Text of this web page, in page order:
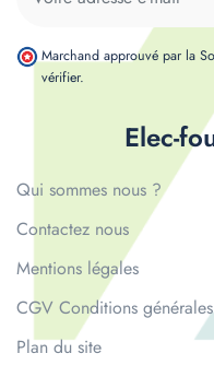
Elec-
Qui sommes nous ?
Contactez nous
Mentions légales
CGV Conditions
Plan du site
Marchand approuvé par la
vérifier.